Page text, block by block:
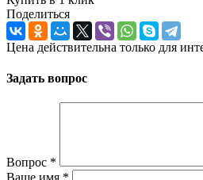
Поделиться
Цена действительна только для
Задать вопрос
Вопрос *